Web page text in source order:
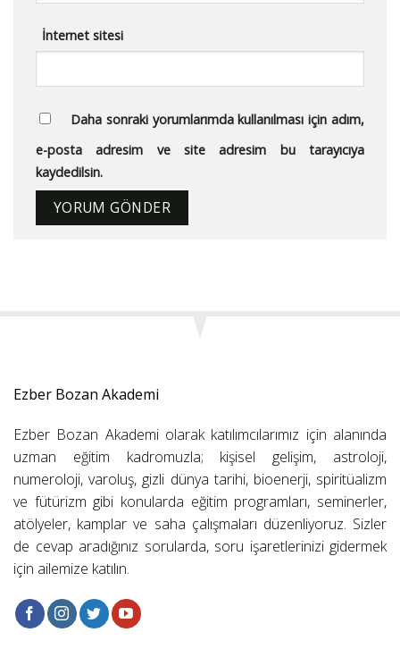
İnternet sitesi
Daha sonraki yorumlarımda kullanılması için adım,
e-posta adresim ve site adresim bu tarayıcıya
kaydedilsin.
Ezber Bozan Akademi
Ezber Bozan Akademi olarak katılımcılarımız için alanında
uzman eğitim kadromuzla; kişisel gelişim, astroloji,
numeroloji, varoluş, gizli dünya tarihi, bioenerji, spiritüalizm
ve fütürizm gibi konularda eğitim programları, seminerler,
atölyeler, kamplar ve saha çalışmaları düzenliyoruz. Sizler
de cevap aradığınız sorularda, soru işaretlerinizi gidermek
için ailemize katılın.